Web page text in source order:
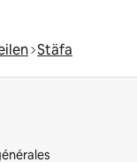
Stäfa